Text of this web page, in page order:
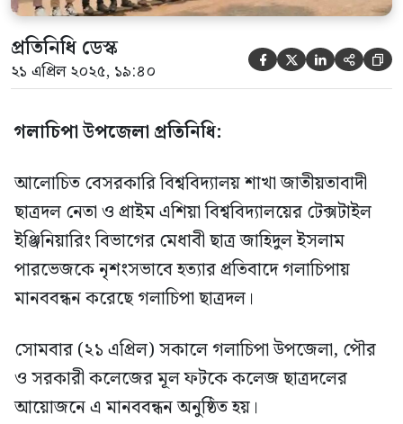
প্রতিনিধি ডেস্ক
২১ এপ্রিল ২০২৫, ১৯:৪০     
গলাচিপা উপজেলা প্রতিনিধি:
আলোচিত বেসরকারি বিশ্ববিদ্যালয় শাখা জাতীয়তাবাদী
ছাত্রদল নেতা ও প্রাইম এশিয়া বিশ্ববিদ্যালয়ের টেক্সটাইল
ইঞ্জিনিয়ারিং বিভাগের মেধাবী ছাত্র জাহিদুল ইসলাম
পারভেজকে নৃশংসভাবে হত্যার প্রতিবাদে গলাচিপায়
মানববন্ধন করেছে গলাচিপা ছাত্রদল।
সোমবার (২১ এপ্রিল) সকালে গলাচিপা উপজেলা, পৌর
ও সরকারী কলেজের মূল ফটকে কলেজ ছাত্রদলের
আয়োজনে এ মানববন্ধন অনুষ্ঠিত হয়।